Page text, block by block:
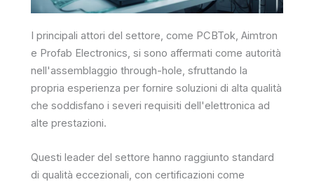
I principali attori del settore, come PCBTok, Aimtron
e Profab Electronics, si sono affermati come autorità
nell'assemblaggio through-hole, sfruttando la
propria esperienza per fornire soluzioni di alta qualità
che soddisfano i severi requisiti dell'elettronica ad
alte prestazioni.
Questi leader del settore hanno raggiunto standard
di qualità eccezionali, con certificazioni come